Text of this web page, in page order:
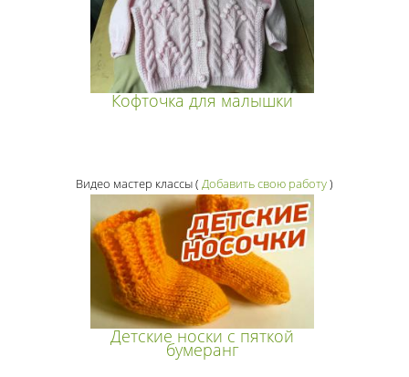
Кофточка для малышки
Видео мастер классы( Добавить свою работу)
Детские носки с пяткой
бумеранг